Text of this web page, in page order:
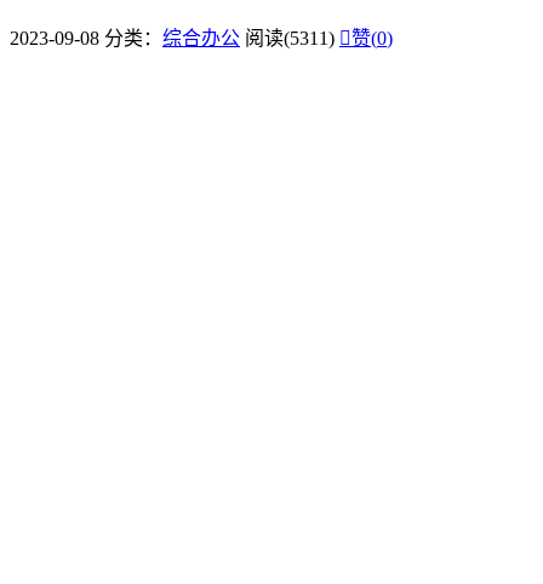
2023-09-08 分类： 综合办公 阅读(5311) 赞(0)